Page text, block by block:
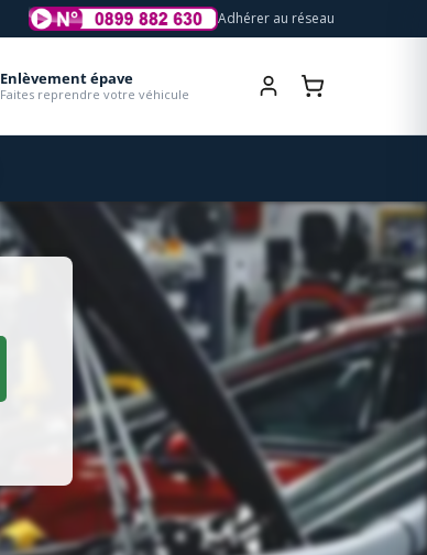
Adhérer au réseau
Enlèvement épave
Faites reprendre votre véhicule